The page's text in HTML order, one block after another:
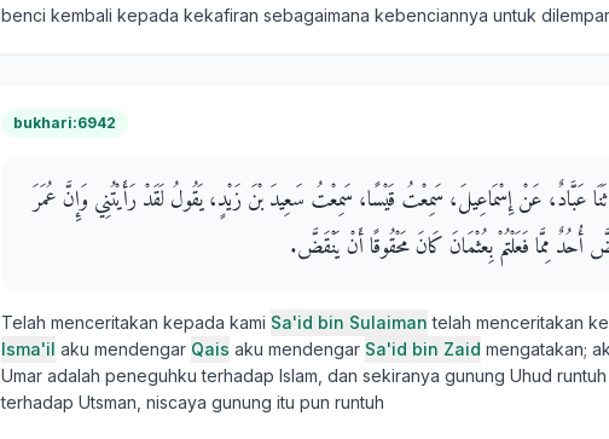
benci kembali kepada kekafiran sebagaimana kebenciannya untuk
bukhari:6942
عَبَّادٌ، عَنْ إِسْمَاعِيلَ، سَمِعْتُ قَيْسًا، سَمِعْتُ سَعِيدَ بْنَ زَيْدٍ، يَقُولُ لَقَدْ رَأَيْتُنِي وَإِنَّ عُمَرَ
أُحُدٌ مِمَّا فَعَلْتُمْ بِعُثْمَانَ كَانَ مَحْقُوقًا أَنْ يَنْقَضَّ‏.‏
Telah menceritakan kepada kami Sa'id bin Sulaiman telah menceritakan
Isma'il aku mendengar Qais aku mendengar Sa'id bin Zaid mengatakan;
Umar adalah peneguhku terhadap Islam, dan sekiranya gunung Uhud
terhadap Utsman, niscaya gunung itu pun runtuh